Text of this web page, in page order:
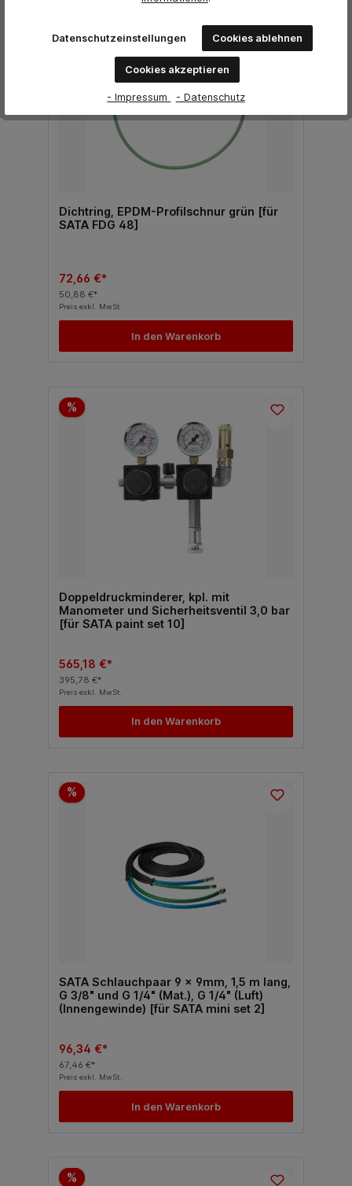
Dichtring, EPDM-Profilschnur grün [für
SATA FDG 48]
72,66 €*
50,88 €*
Preis exkl. MwSt.
In den Warenkorb
%
Doppeldruckminderer, kpl. mit
Manometer und Sicherheitsventil 3,0 bar
[für SATA paint set 10]
565,18 €*
395,78 €*
Preis exkl. MwSt.
In den Warenkorb
%
SATA Schlauchpaar 9 x 9mm, 1,5 m lang,
G 3/8" und G 1/4" (Mat.), G 1/4" (Luft)
(Innengewinde) [für SATA mini set 2]
96,34 €*
67,46 €*
Preis exkl. MwSt.
In den Warenkorb
%
Datenschutzeinstellungen Cookies ablehnen
Cookies akzeptieren
- Impressum - Datenschutz